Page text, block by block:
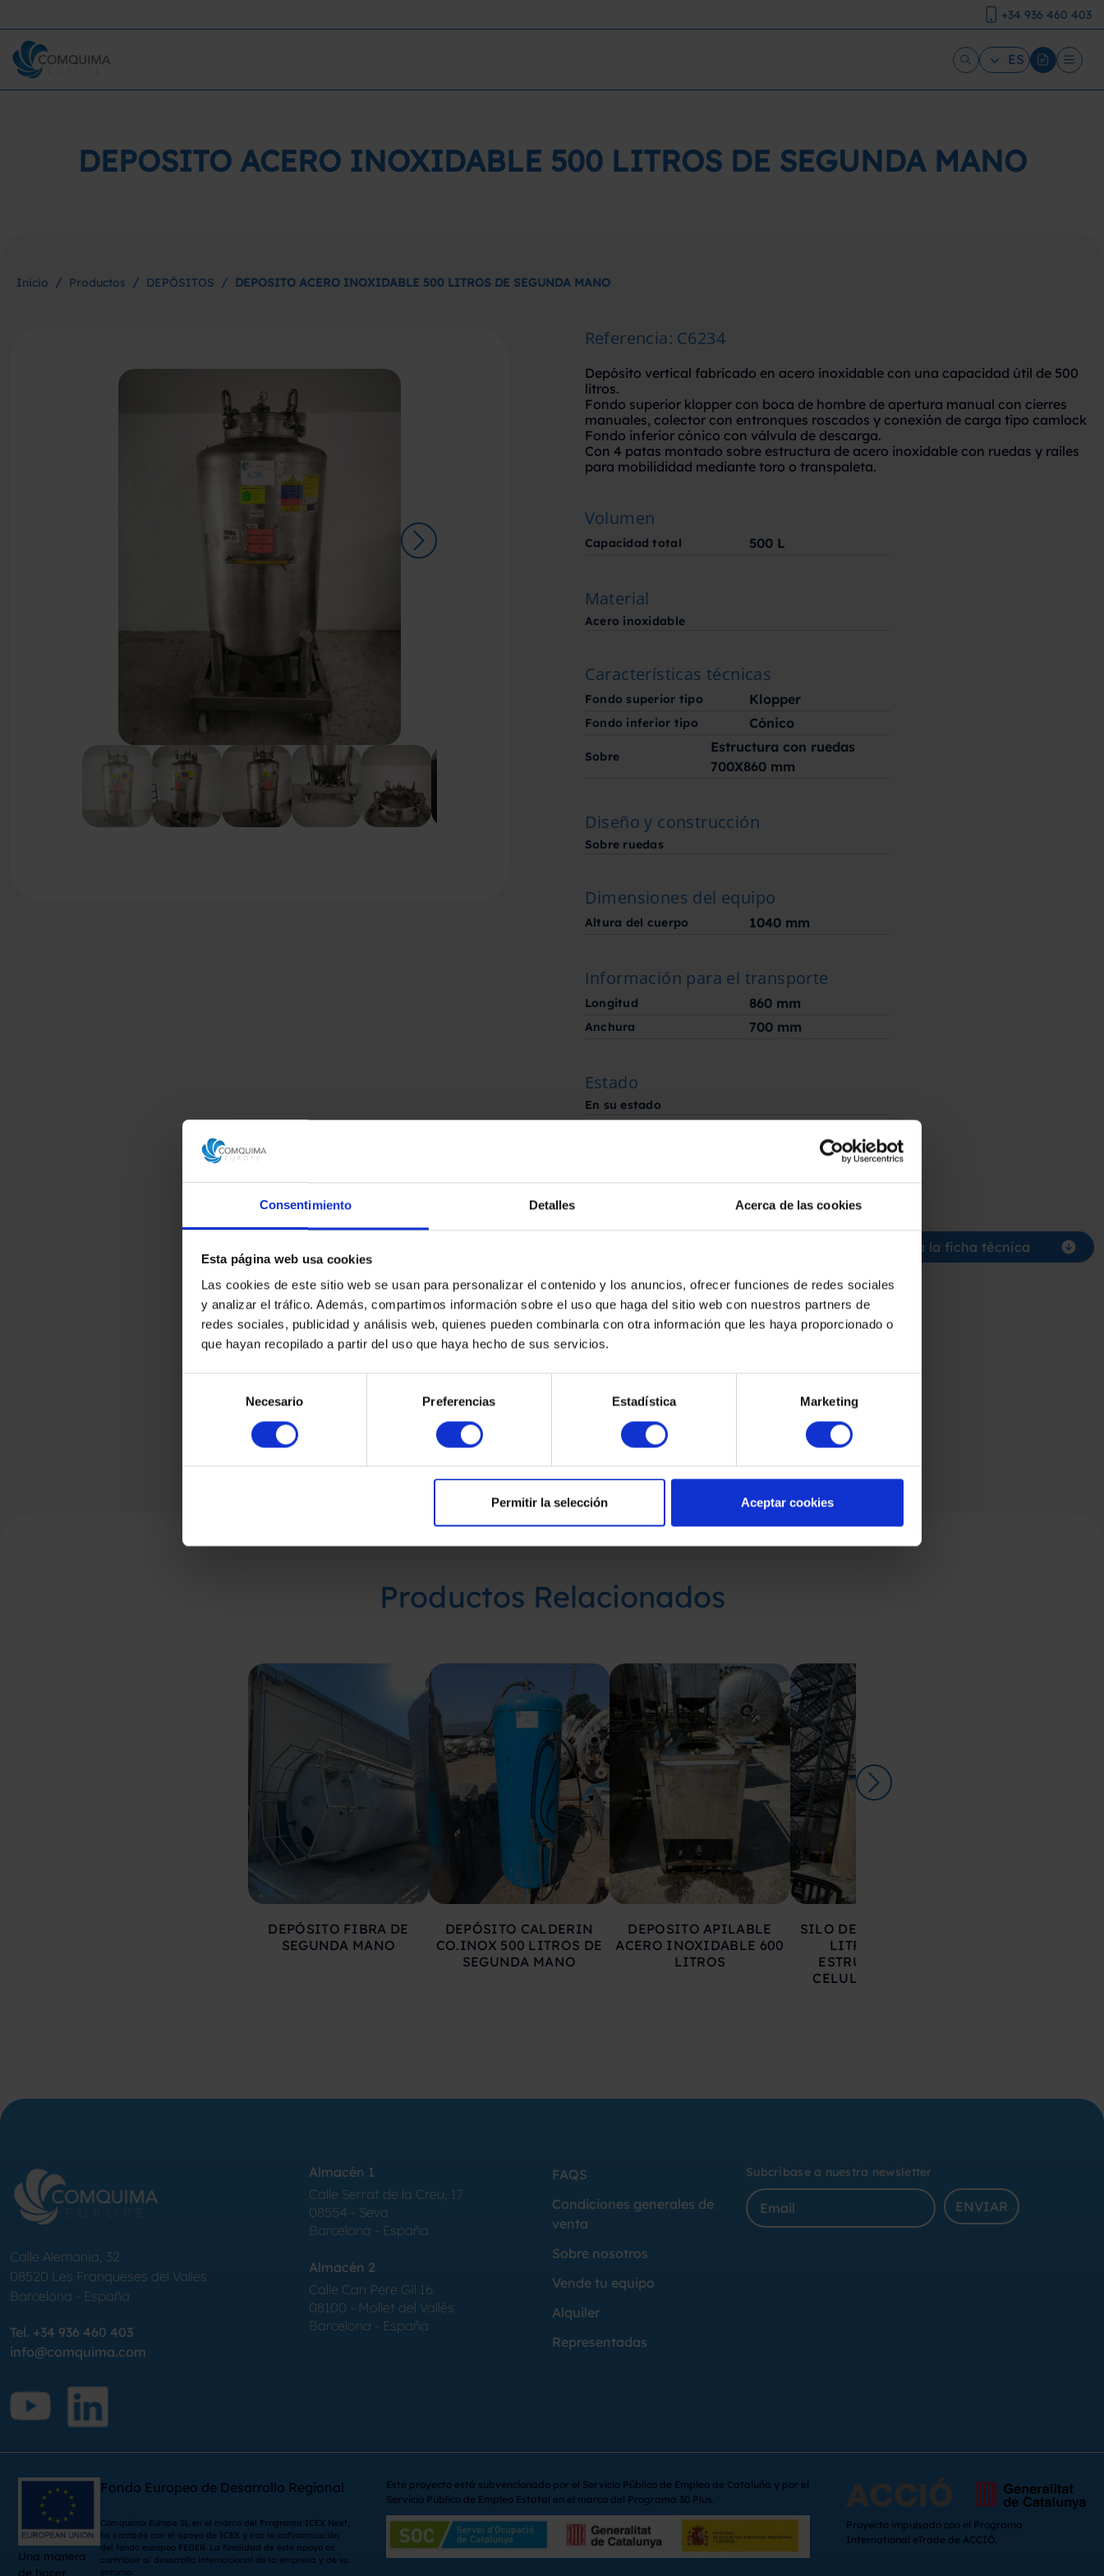
Consentimiento Detalles Acerca de las cookies
Esta página web usa cookies
Las cookies de este sitio web se usan para personalizar el contenido y los anuncios, ofrecer funciones de redes sociales
y analizar el tráfico. Además, compartimos información sobre el uso que haga del sitio web con nuestros partners de
redes sociales, publicidad y análisis web, quienes pueden combinarla con otra información que les haya proporcionado o
que hayan recopilado a partir del uso que haya hecho de sus servicios.
consentimiento
Necesario Preferencias Estadística Marketing
Permitir la selección Aceptar cookies
+34 936 460 403
ES
DEPOSITO ACERO INOXIDABLE 500 LITROS DE SEGUNDA MANO
Inicio / Productos / DEPÓSITOS / DEPOSITO ACERO INOXIDABLE 500 LITROS DE SEGUNDA MANO
Referencia: C6234
Depósito vertical fabricado en acero inoxidable con una capacidad útil de 500
litros.
Fondo superior klopper con boca de hombre de apertura manual con cierres
manuales, colector con entronques roscados y conexión de carga tipo camlock
Fondo inferior cónico con válvula de descarga.
Con 4 patas montado sobre estructura de acero inoxidable con ruedas y railes
para mobilididad mediante toro o transpaleta.
Volumen
Capacidad total 500 L
Material
Acero inoxidable
Características técnicas
Fondo superior tipo Klopper
Fondo inferior tipo Cónico
Sobre
Estructura con ruedas
700X860 mm
Diseño y construcción
Sobre ruedas
Dimensiones del equipo
Altura del cuerpo 1040 mm
Información para el transporte
Longitud 860 mm
Anchura 700 mm
Estado
En su estado
Sin marca
Descarga la ficha técnica
Productos Relacionados
DEPÓSITO FIBRA DE
SEGUNDA MANO
DEPÓSITO CALDERIN
CO.INOX 500 LITROS DE
SEGUNDA MANO
DEPOSITO APILABLE
ACERO INOXIDABLE 600
LITROS
SILO DE HIERRO 17.000
LITROS SOBRE
ESTRUCTURA CON
CELULAS DE CARGA
Calle Alemania, 32
08520 Les Franqueses del Valles
Barcelona - España
Tel. +34 936 460 403
info@comquima.com
Almacén 1
Calle Serrat de la Creu, 17
08554 - Seva
Barcelona - España
Almacén 2
Calle Can Pere Gil 16
08100 - Mollet del Vallés
Barcelona - España
FAQS
Condiciones generales de
venta
Sobre nosotros
Vende tu equipo
Alquiler
Representadas
Subcribase a nuestra newsletter
ENVIAR
Una manera
de hacer
Fondo Europeo de Desarrollo Regional
Comquima Europe SL en el marco del Programa ICEX Next,
ha contado con el apoyo de ICEX y con la cofinanciación
del fondo europeo FEDER. La finalidad de este apoyo es
contribuir al desarrollo internacional de la empresa y de su
entorno.
Este proyecto está subvencionado por el Servicio Público de Empleo de Cataluña y por el
Servicio Público de Empleo Estatal en el marco del Programa 30 Plus.
Proyecto impulsado con el Programa
International eTrade de ACCIÓ.